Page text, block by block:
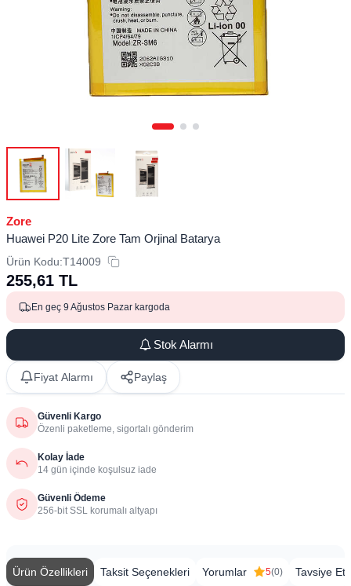
Zore
Huawei P20 Lite Zore Tam Orjinal Batarya
Ürün Kodu:T14009
255,61 TL
En geç 9 Ağustos Pazar kargoda
Stok Alarmı
Fiyat Alarmı Paylaş
Güvenli Kargo
Özenli paketleme, sigortalı gönderim
Kolay İade
14 gün içinde koşulsuz iade
Güvenli Ödeme
256-bit SSL korumalı altyapı
Ürün Özellikleri Taksit Seçenekleri Yorumlar 5(0) Tavsiye Et